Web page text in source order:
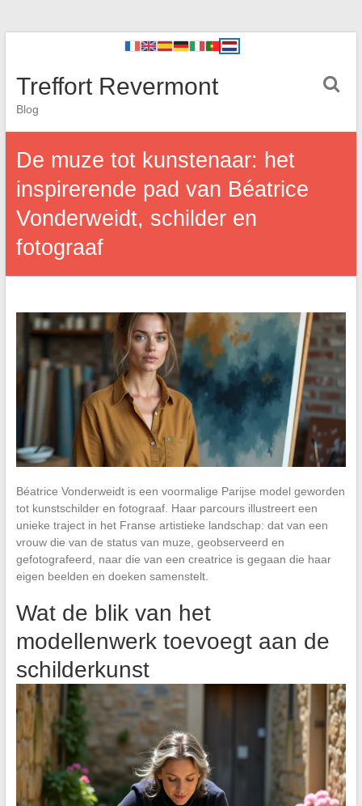
Treffort Revermont
Blog
De muze tot kunstenaar: het
inspirerende pad van Béatrice
Vonderweidt, schilder en
fotograaf
Béatrice Vonderweidt is een voormalige Parijse model geworden
tot kunstschilder en fotograaf. Haar parcours illustreert een
unieke traject in het Franse artistieke landschap: dat van een
vrouw die van de status van muze, geobserveerd en
gefotografeerd, naar die van een creatrice is gegaan die haar
eigen beelden en doeken samenstelt.
Wat de blik van het
modellenwerk toevoegt aan de
schilderkunst